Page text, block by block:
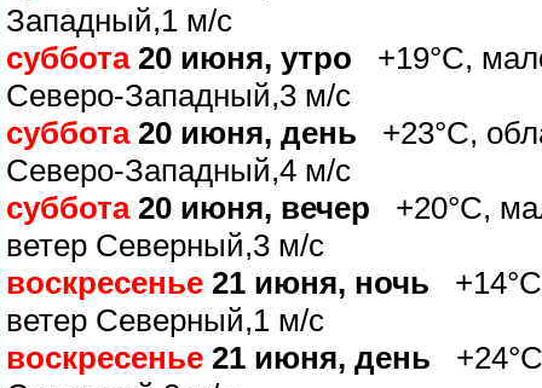
Западный,1 м/с
суббота20 июня, утро +19°C,
Северо-Западный,3 м/с
суббота20 июня, день +23°C,
Северо-Западный,4 м/с
суббота20 июня, вечер +20°C,
етер Северный,3 м/с
оскресенье 21 июня, ночь
етер Северный,1 м/с
оскресенье 21 июня, день